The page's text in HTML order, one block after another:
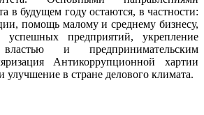
в будущем году остаются, в частности:
помощь малому и среднему бизнесу,
успешных предприятий, укрепление
и предпринимательским
Антикоррупционной хартии
улучшение в стране делового климата.